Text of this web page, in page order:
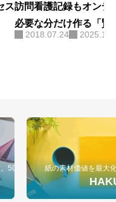
ス訪問看護記録もオンデ
必要な分だけ作る「賢
注」の極意。
2018.07.24
500MB以上のデータ入稿は弊
紙の素材価値を最大